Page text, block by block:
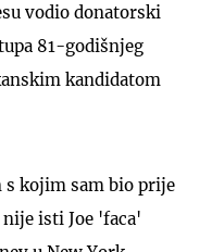
vodio donatorski
81-godišnjeg
kandidatom
s kojim sam bio prije
isti Joe 'faca'